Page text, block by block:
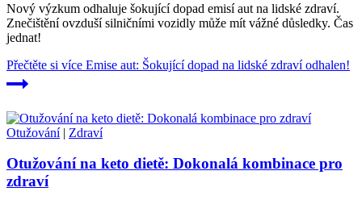
Nový výzkum odhaluje šokující dopad emisí aut na lidské zdraví.
Znečištění ovzduší silničními vozidly může mít vážné důsledky. Čas
jednat!
Přečtěte si více Emise aut: Šokující dopad na lidské zdraví odhalen!
Otužování| Zdraví
Otužování na keto dietě: Dokonalá kombinace pro
zdraví